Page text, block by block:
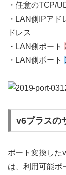
・任意のTCP/
・LAN側IPア
ドレス
・LAN側ポート
・LAN側ポート
v6プラスの
ポート変換した
は、利用可能ポ